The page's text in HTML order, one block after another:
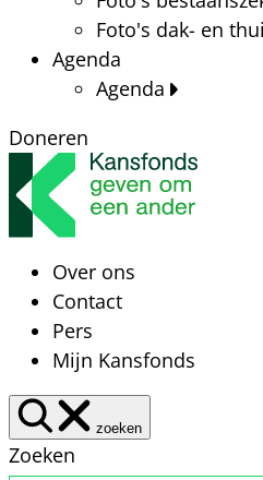
Foto's dak- en
Agenda
Agenda
Doneren
Over ons
Contact
Pers
Mijn Kansfonds
zoeken
Zoeken